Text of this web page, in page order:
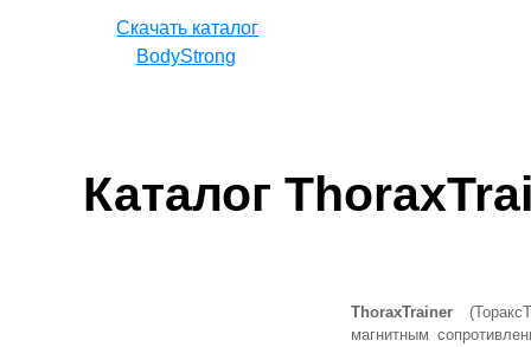
Cкачать каталог
BodyStrong
Каталог
ThoraxTrainer
магнитным